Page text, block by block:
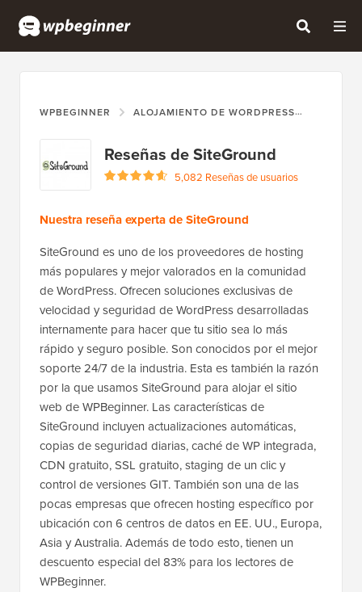
WPBEGINNER ALOJAMIENTO DE WORDPRESS
Reseñas de SiteGround
5,082 Reseñas de usuarios
Nuestra reseña experta de SiteGround
SiteGround es uno de los proveedores de hosting
más populares y mejor valorados en la comunidad
de WordPress. Ofrecen soluciones exclusivas de
velocidad y seguridad de WordPress desarrolladas
internamente para hacer que tu sitio sea lo más
rápido y seguro posible. Son conocidos por el mejor
soporte 24/7 de la industria. Esta es también la razón
por la que usamos SiteGround para alojar el sitio
web de WPBeginner. Las características de
SiteGround incluyen actualizaciones automáticas,
copias de seguridad diarias, caché de WP integrada,
CDN gratuito, SSL gratuito, staging de un clic y
control de versiones GIT. También son una de las
pocas empresas que ofrecen hosting específico por
ubicación con 6 centros de datos en EE. UU., Europa,
Asia y Australia. Además de todo esto, tienen un
descuento especial del 83% para los lectores de
WPBeginner.